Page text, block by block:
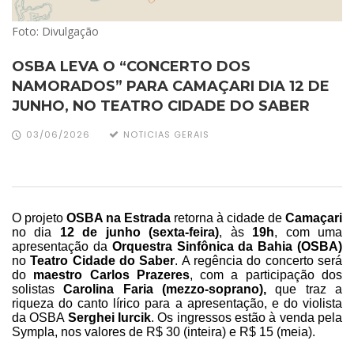
Foto: Divulgação
OSBA LEVA O “CONCERTO DOS
NAMORADOS” PARA CAMAÇARI DIA 12 DE
JUNHO, NO TEATRO CIDADE DO SABER
03/06/2026 NOTICIAS GERAIS
O projeto OSBA na Estrada retorna à cidade de Camaçari
no dia 12 de junho (sexta-feira), às 19h, com uma
apresentação da Orquestra Sinfônica da Bahia (OSBA)
noTeatro Cidade do Saber. A regência do concerto será
do maestro Carlos Prazeres, com a participação dos
solistas Carolina Faria (mezzo-soprano), que traz a
riqueza do canto lírico para a apresentação, e do violista
da OSBA Serghei Iurcik. Os ingressos estão à venda pela
Sympla, nos valores de R$ 30 (inteira) e R$ 15 (meia).